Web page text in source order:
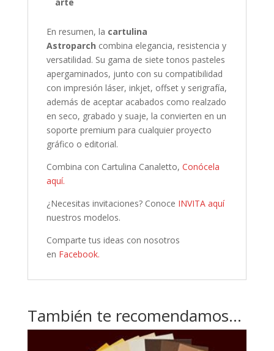
En resumen, la cartulina
Astroparch combina elegancia, resistencia y
versatilidad. Su gama de siete tonos pasteles
apergaminados, junto con su compatibilidad
con impresión láser, inkjet, offset y serigrafía,
además de aceptar acabados como realzado
en seco, grabado y suaje, la convierten en un
soporte premium para cualquier proyecto
gráfico o editorial.
Combina con Cartulina Canaletto, Conócela
aquí.
¿Necesitas invitaciones? Conoce INVITA aquí
nuestros modelos.
Comparte tus ideas con nosotros
en Facebook.
También te recomendamos…